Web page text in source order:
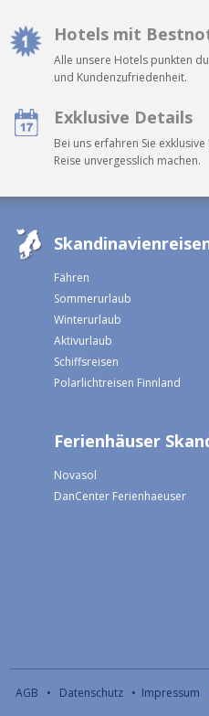
Hotels mit
Alle unsere Hotels punkten
und Kundenzufriedenheit.
Exklusive Details
Bei uns erfahren Sie
Reise unvergesslich machen.
Fähren
Sommerurlaub
Winterurlaub
Aktivurlaub
Schiffsreisen
Polarlichtreisen Finnland
Ferienhäuser
Novasol
DanCenter Ferienhaeuser
AGB • Datenschutz • Impressum